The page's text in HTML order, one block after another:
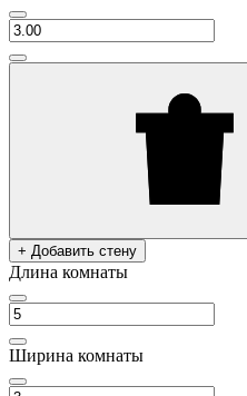
+ Добавить стену
Длина комнаты
Ширина комнаты